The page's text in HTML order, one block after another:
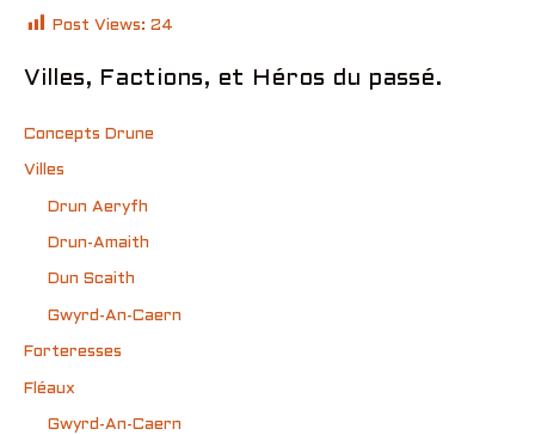
Post Views: 24
Villes, Factions, et Héros du passé.
Concepts Drune
Villes
Drun Aeryfh
Drun-Amaith
Dun Scaith
Gwyrd-An-Caern
Forteresses
Fléaux
Gwyrd-An-Caern